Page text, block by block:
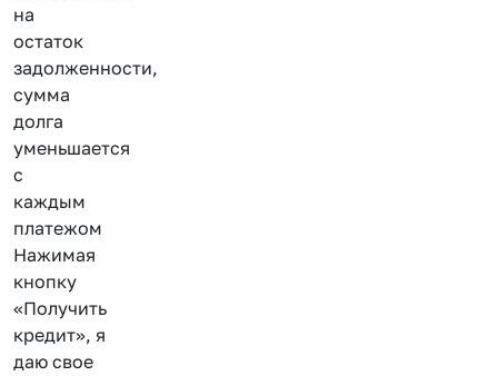
на
остаток
задолженности,
сумма
долга
уменьшается
с
каждым
платежом
Нажимая
кнопку
«Получить
кредит», я
даю свое